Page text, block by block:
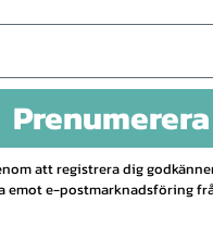
att välja den
Prenumerera
att registrera dig
emot e-postmarknadsföring